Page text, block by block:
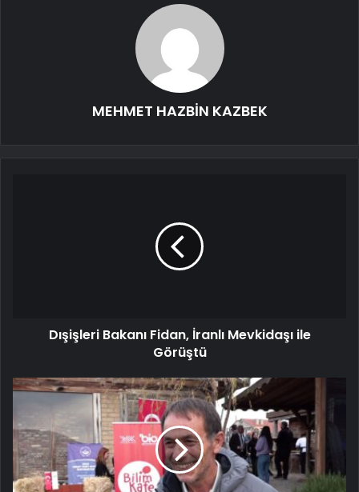
MEHMET HAZBİN KAZBEK
Dışişleri Bakanı Fidan, İranlı Mevkidaşı ile
Görüştü